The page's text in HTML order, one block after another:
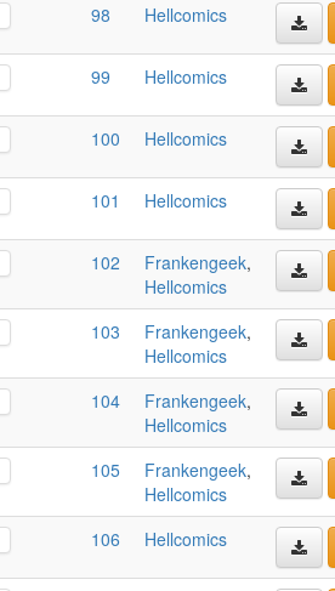
98 Hellcomics
99 Hellcomics
100 Hellcomics
101 Hellcomics
102 Frankengeek,
Hellcomics
103
Frankengeek,
Hellcomics
104
Frankengeek,
Hellcomics
105
Frankengeek,
Hellcomics
106
Hellcomics